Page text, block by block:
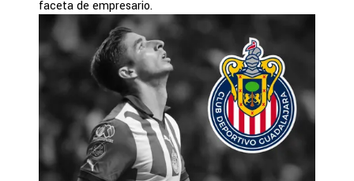
faceta de empresario.